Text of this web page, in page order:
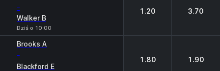
-
Walker B
Dziś o 10:00
1.20 3.70
Brooks A
-
Blackford E
1.80 1.90